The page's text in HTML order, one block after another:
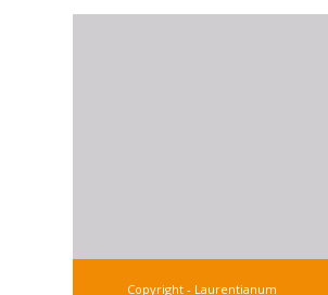
Copyright - Laurentianum